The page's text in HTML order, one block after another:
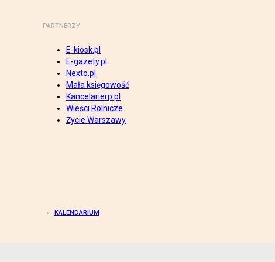
PARTNERZY
E-kiosk.pl
E-gazety.pl
Nexto.pl
Mała księgowość
Kancelarierp.pl
Wieści Rolnicze
Życie Warszawy
KALENDARIUM